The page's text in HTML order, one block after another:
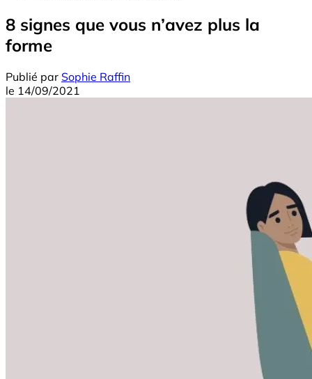
8 signes que vous n’avez plus la
forme
Publié par Sophie Raffin
le 14/09/2021